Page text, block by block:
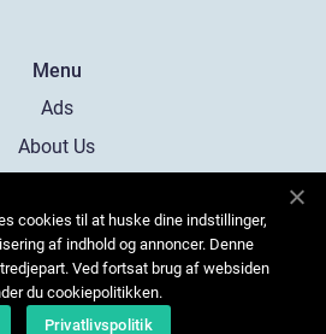
Menu
Ads
About Us
Contact
Sitemap
cookies til at huske dine indstillinger,
af indhold og annoncer. Denne
Ved fortsat brug af websiden
du cookiepolitikken.
Privatlivspolitik